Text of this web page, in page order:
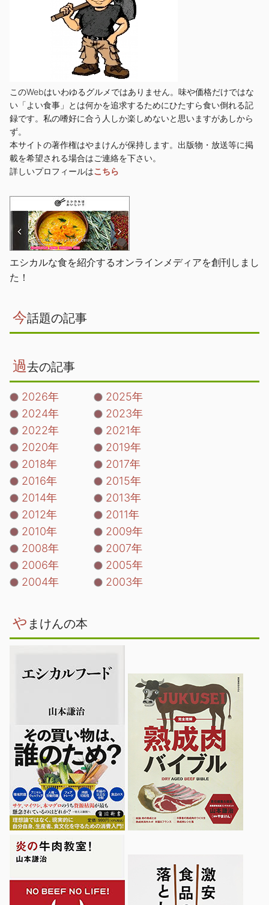
このWebはいわゆるグルメではありません。味や価格だけではな
い「よい食事」とは何かを追求するためにひたすら食い倒れる記
録です。私の嗜好に合う人しか楽しめないと思いますがあしから
ず。
本サイトの著作権はやまけんが保持します。出版物・放送等に掲
載を希望される場合はご連絡を下さい。
詳しいプロフィールはこちら
エシカルな食を紹介するオンラインメディアを創刊しまし
た！
今話題の記事
過去の記事
2026年
2025年
2024年
2023年
2022年
2021年
2020年
2019年
2018年
2017年
2016年
2015年
2014年
2013年
2012年
2011年
2010年
2009年
2008年
2007年
2006年
2005年
2004年
2003年
や まけんの本